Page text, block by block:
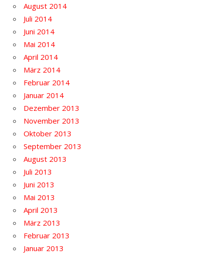
August 2014
Juli 2014
Juni 2014
Mai 2014
April 2014
März 2014
Februar 2014
Januar 2014
Dezember 2013
November 2013
Oktober 2013
September 2013
August 2013
Juli 2013
Juni 2013
Mai 2013
April 2013
März 2013
Februar 2013
Januar 2013